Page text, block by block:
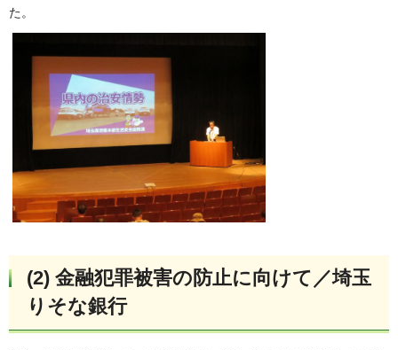
た。
(2) 金融犯罪被害の防止に向けて／埼玉
りそな銀行